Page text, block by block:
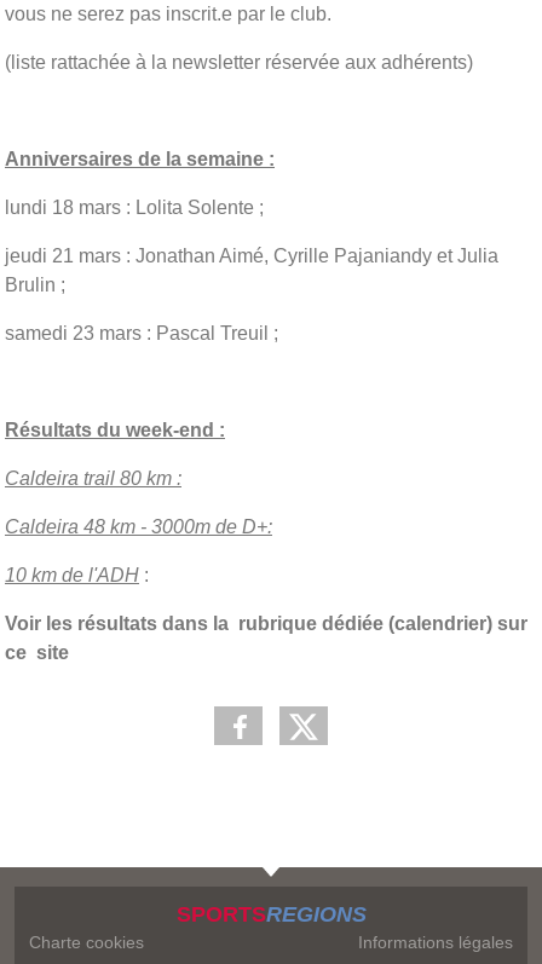
vous ne serez pas inscrit.e par le club.
(liste rattachée à la newsletter réservée aux adhérents)
Anniversaires de la semaine :
lundi 18 mars : Lolita Solente ;
jeudi 21 mars : Jonathan Aimé, Cyrille Pajaniandy et Julia
Brulin ;
samedi 23 mars : Pascal Treuil ;
Résultats du week-end :
Caldeira trail 80 km :
Caldeira 48 km - 3000m de D+:
10 km de l'ADH :
Voir les résultats dans la rubrique dédiée (calendrier) sur
ce site
SPORTSREGIONS
Charte cookies Informations légales